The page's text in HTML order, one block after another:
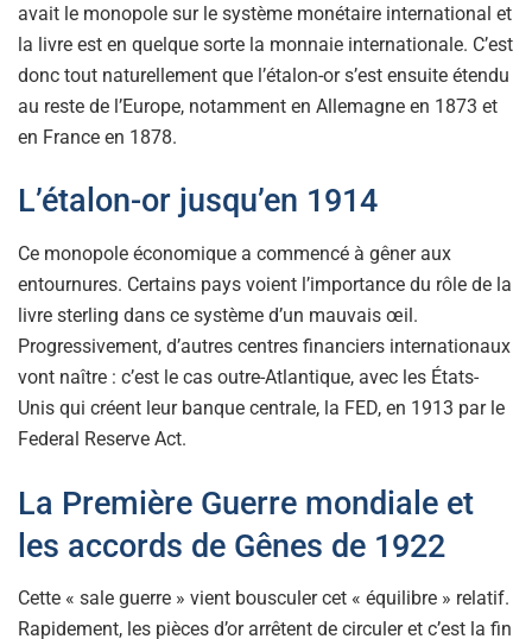
avait le monopole sur le système monétaire international et
la livre est en quelque sorte la monnaie internationale. C’est
donc tout naturellement que l’étalon-or s’est ensuite étendu
au reste de l’Europe, notamment en Allemagne en 1873 et
en France en 1878.
L’étalon-or jusqu’en 1914
Ce monopole économique a commencé à gêner aux
entournures. Certains pays voient l’importance du rôle de la
livre sterling dans ce système d’un mauvais œil.
Progressivement, d’autres centres financiers internationaux
vont naître : c’est le cas outre-Atlantique, avec les États-
Unis qui créent leur banque centrale, la FED, en 1913 par le
Federal Reserve Act.
La Première Guerre mondiale et
les accords de Gênes de 1922
Cette « sale guerre » vient bousculer cet « équilibre » relatif.
Rapidement, les pièces d’or arrêtent de circuler et c’est la fin